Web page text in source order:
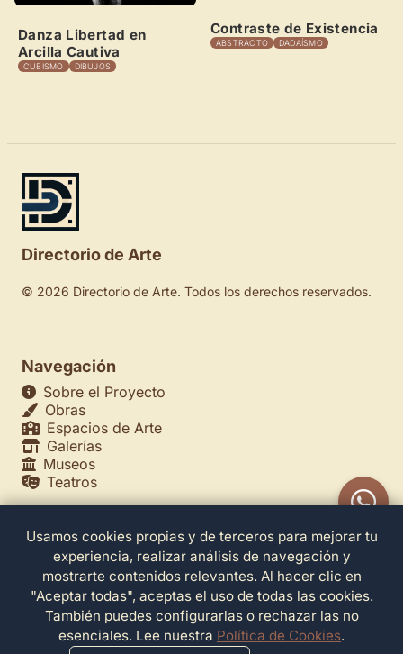
Danza Libertad en
Arcilla Cautiva
CUBISMO DIBUJOS
Contraste de Existencia
ABSTRACTO DADAÍSMO
Directorio de Arte
© 2026 Directorio de Arte. Todos los derechos reservados.
Navegación
Sobre el Proyecto
Obras
Espacios de Arte
Galerías
Museos
Teatros
Legales
Política de Privacidad
Política de Cookies
Configuración de Cookies
Términos de Servicio
Contacto
Usamos cookies propias y de terceros para mejorar tu
experiencia, realizar análisis de navegación y
mostrarte contenidos relevantes. Al hacer clic en
"Aceptar todas", aceptas el uso de todas las cookies.
También puedes configurarlas o rechazar las no
esenciales. Lee nuestra Política de Cookies.